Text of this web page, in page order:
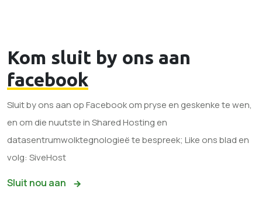
Kom sluit by ons aan
facebook
Sluit by ons aan op Facebook om pryse en geskenke te wen,
en om die nuutste in Shared Hosting en
datasentrumwolktegnologieë te bespreek; Like ons blad en
volg: SiveHost
Sluit nou aan